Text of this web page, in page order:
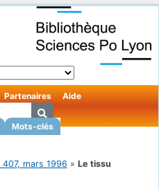
Mots-clés
Partenaires Aide
407, mars 1996 » Le tissu